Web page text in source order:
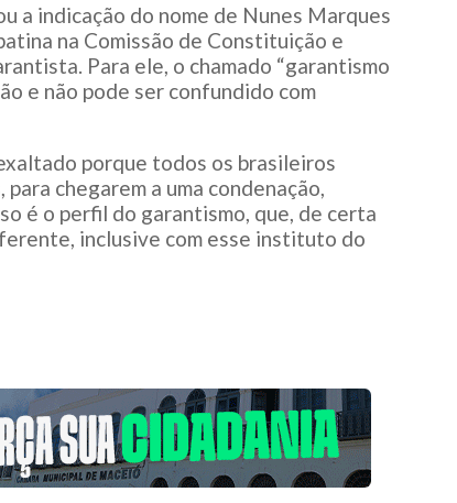
a indicação do nome de Nunes Marques
na Comissão de Constituição e
Para ele, o chamado “garantismo
e não pode ser confundido com
porque todos os brasileiros
chegarem a uma condenação,
é o perfil do garantismo, que, de certa
inclusive com esse instituto do